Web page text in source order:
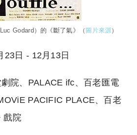
Godard）的《斷了氣》（ 圖片來源）
23日 ‑ 12月13日
院、PALACE ifc、百老匯電
PACIFIC PLACE、百老
戲院